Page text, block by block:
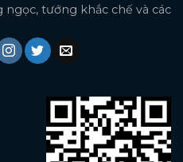
tướng khắc chế và các